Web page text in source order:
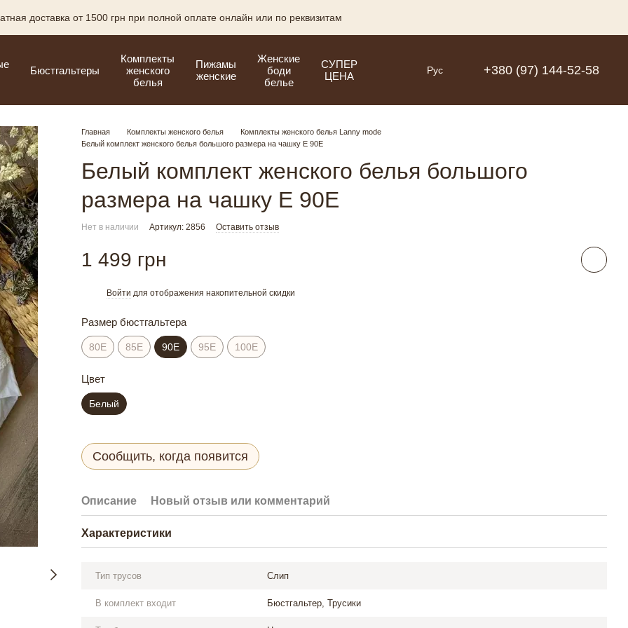
доставка от 1500 грн при полной оплате онлайн или по реквизитам
Бюстгальтеры
Комплекты
женского
белья
Пижамы
женские
Женские
боди
белье
СУПЕР
ЦЕНА
Рус +380 (97) 144-52-58
Главная Комплекты женского белья
Комплекты женского белья Lanny mode
Белый комплект женского белья большого размера на чашку Е 90Е
Белый комплект женского белья большого
размера на чашку Е 90Е
Нет в наличии Артикул: 2856 Оставить отзыв
1 499 грн
Войти для отображения накопительной скидки
Размер бюстгальтера
80E 85E 90E 95E 100E
Цвет
Белый
Сообщить, когда появится
Описание Новый отзыв или комментарий
Характеристики
Тип трусов Слип
В комплект входит Бюстгальтер, Трусики